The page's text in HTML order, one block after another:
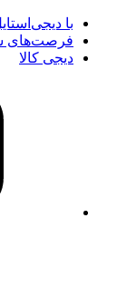
با
فرصت‌های
دیجی کالا